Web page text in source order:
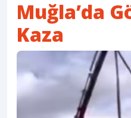
Muğla’da
Kaza